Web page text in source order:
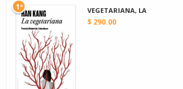
VEGETARIANA, LA
$ 290.00
1º